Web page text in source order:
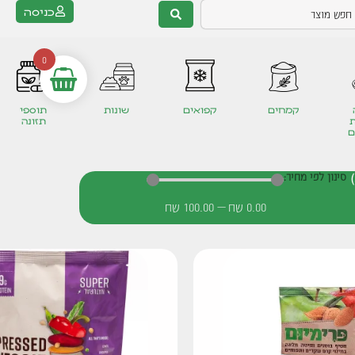
כניסה
קמחים קפואים שונות
תוספי
תזונה
) סינון לפי מחיר:
0.00 שח —
100.00 שח
0